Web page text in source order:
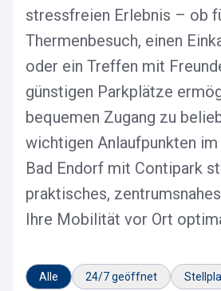
stressfreien Erlebnis – ob
Thermenbesuch, einen
oder ein Treffen mit
günstigen Parkplätze
bequemen Zugang zu
wichtigen Anlaufpunkten im
Bad Endorf mit Contipark
praktisches,
Ihre Mobilität vor Ort
Alle 24/7 geöffnet